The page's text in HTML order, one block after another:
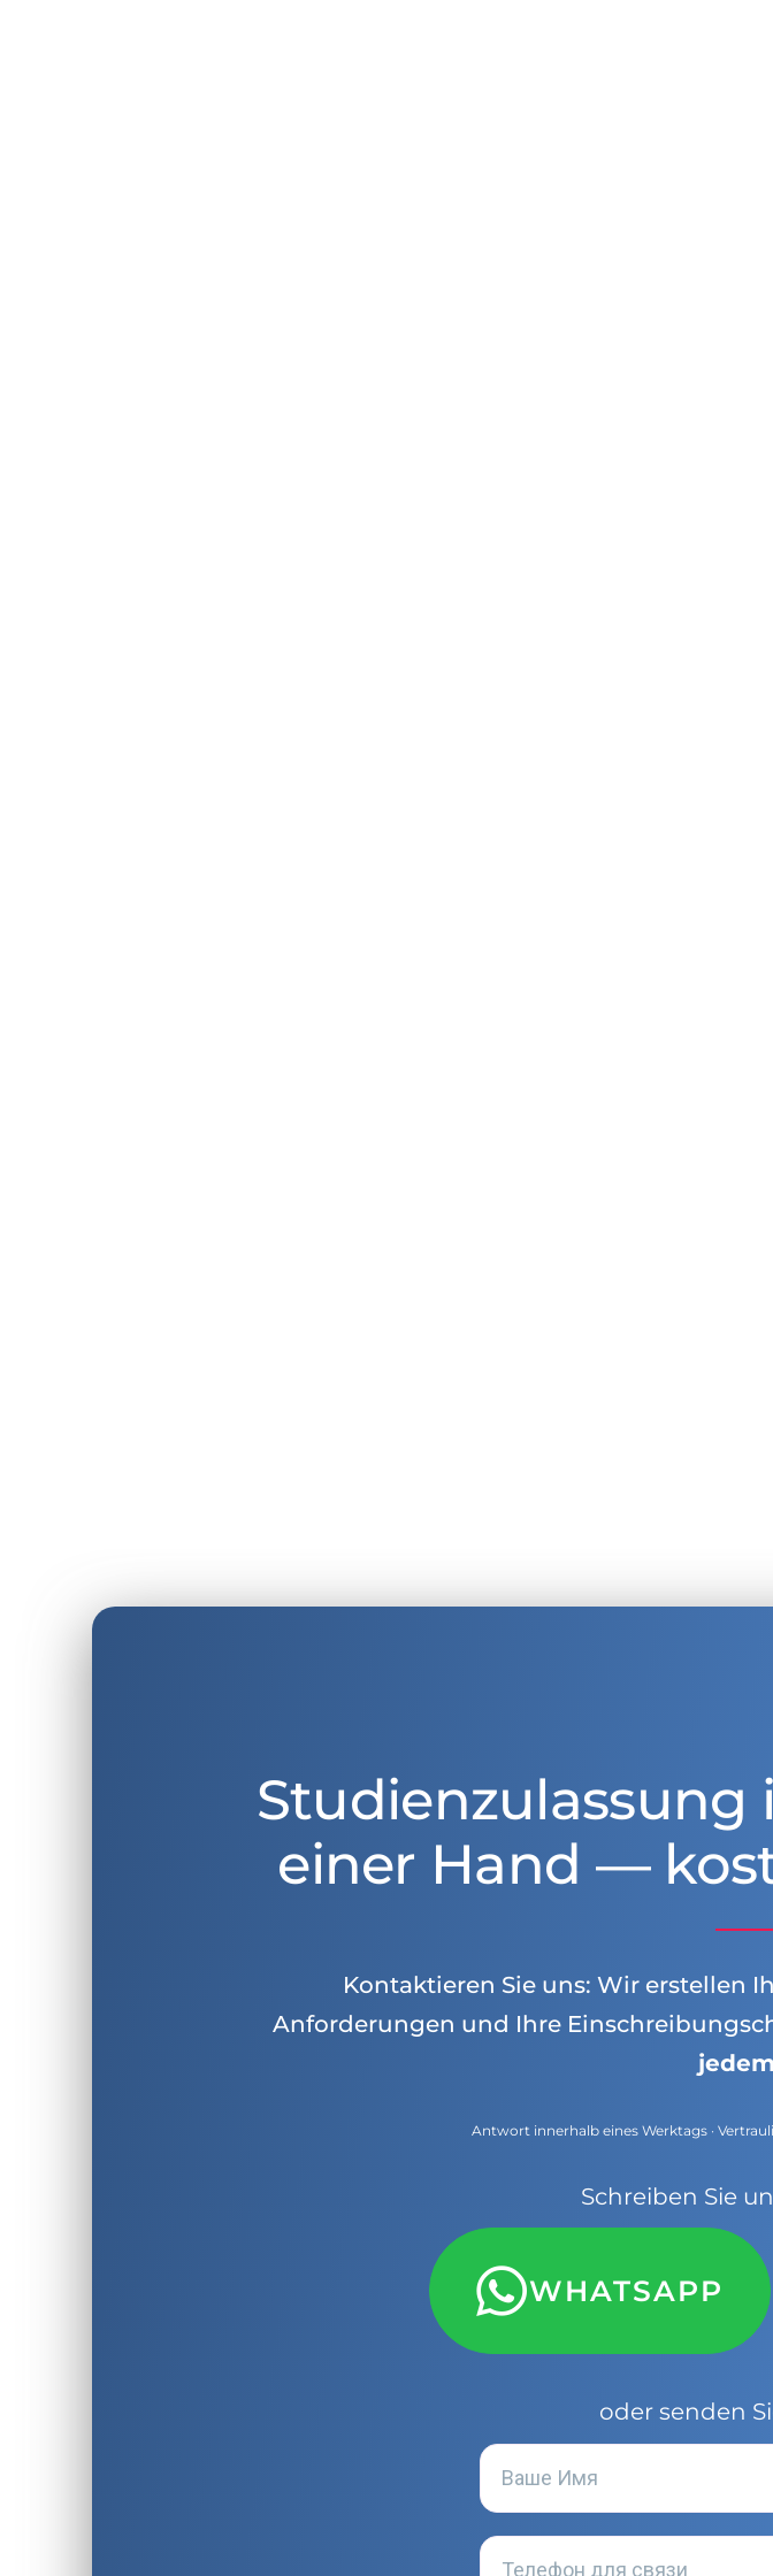
Studienzulassung
einer Hand —
Kontaktieren Sie uns: Wir erstellen
Anforderungen und Ihre
Antwort innerhalb eines Werktags ·
Schreiben Sie
WHATSAPP
oder senden